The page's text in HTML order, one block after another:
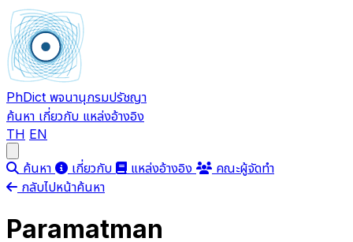
PhDict พจนานุกรมปรัชญา
ค้นหา เกี่ยวกับ แหล่งอ้างอิง
TH EN
ค้นหา เกี่ยวกับ แหล่งอ้างอิง
คณะผู้จัดทำ
กลับไปหน้าค้นหา
Paramatman